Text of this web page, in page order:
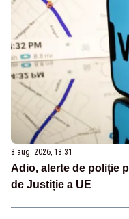
8 aug. 2026, 18:31
Adio, alerte de poliție
de Justiție a UE